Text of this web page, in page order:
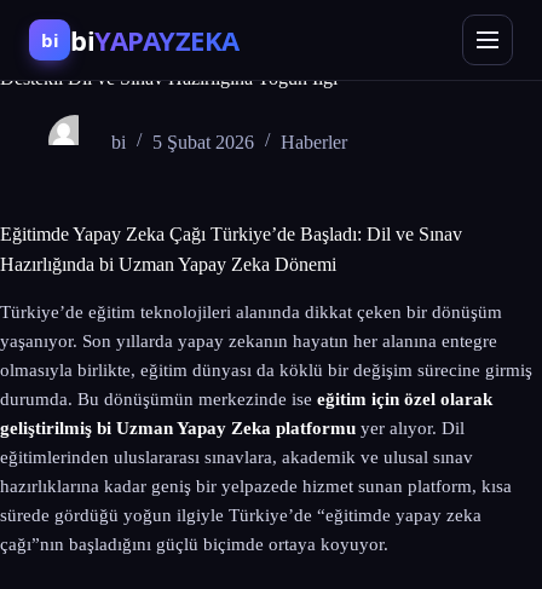
bi biYAPAYZEKA
Türkiye’de Eğitim Alışkanlıkları Değişiyor: Yapay Zeka
Destekli Dil ve Sınav Hazırlığına Yoğun İlgi
bi 5 Şubat 2026 Haberler
Eğitimde Yapay Zeka Çağı Türkiye’de Başladı: Dil ve Sınav
Hazırlığında bi Uzman Yapay Zeka Dönemi
Türkiye’de eğitim teknolojileri alanında dikkat çeken bir dönüşüm
yaşanıyor. Son yıllarda yapay zekanın hayatın her alanına entegre
olmasıyla birlikte, eğitim dünyası da köklü bir değişim sürecine girmiş
durumda. Bu dönüşümün merkezinde ise eğitim için özel olarak
geliştirilmiş bi Uzman Yapay Zeka platformu yer alıyor. Dil
eğitimlerinden uluslararası sınavlara, akademik ve ulusal sınav
hazırlıklarına kadar geniş bir yelpazede hizmet sunan platform, kısa
sürede gördüğü yoğun ilgiyle Türkiye’de “eğitimde yapay zeka
çağı”nın başladığını güçlü biçimde ortaya koyuyor.